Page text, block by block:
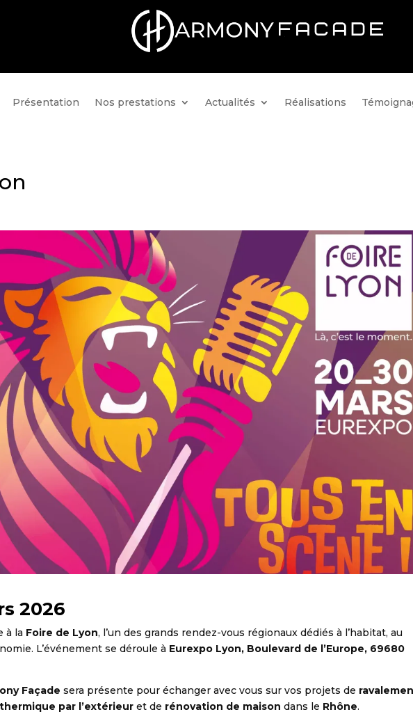
Présentation Nos prestations Actualités Réalisations
2026
à la Foire de Lyon, l’un des grands rendez-vous régionaux dédiés à l’habitat, au
L’événement se déroule à Eurexpo Lyon, Boulevard de l’Europe, 69680
Façade sera présente pour échanger avec vous sur vos projets de
par l’extérieur et de rénovation de maison dans le Rhône.